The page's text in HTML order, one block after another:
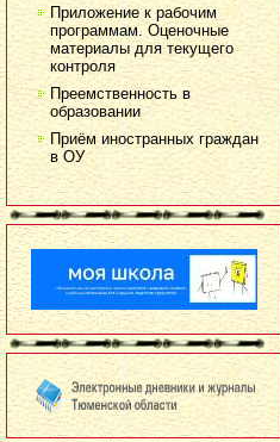
Приложение к рабочим
программам. Оценочные
материалы для текущего
контроля
Преемственность в
образовании
Приём иностранных граждан
в ОУ